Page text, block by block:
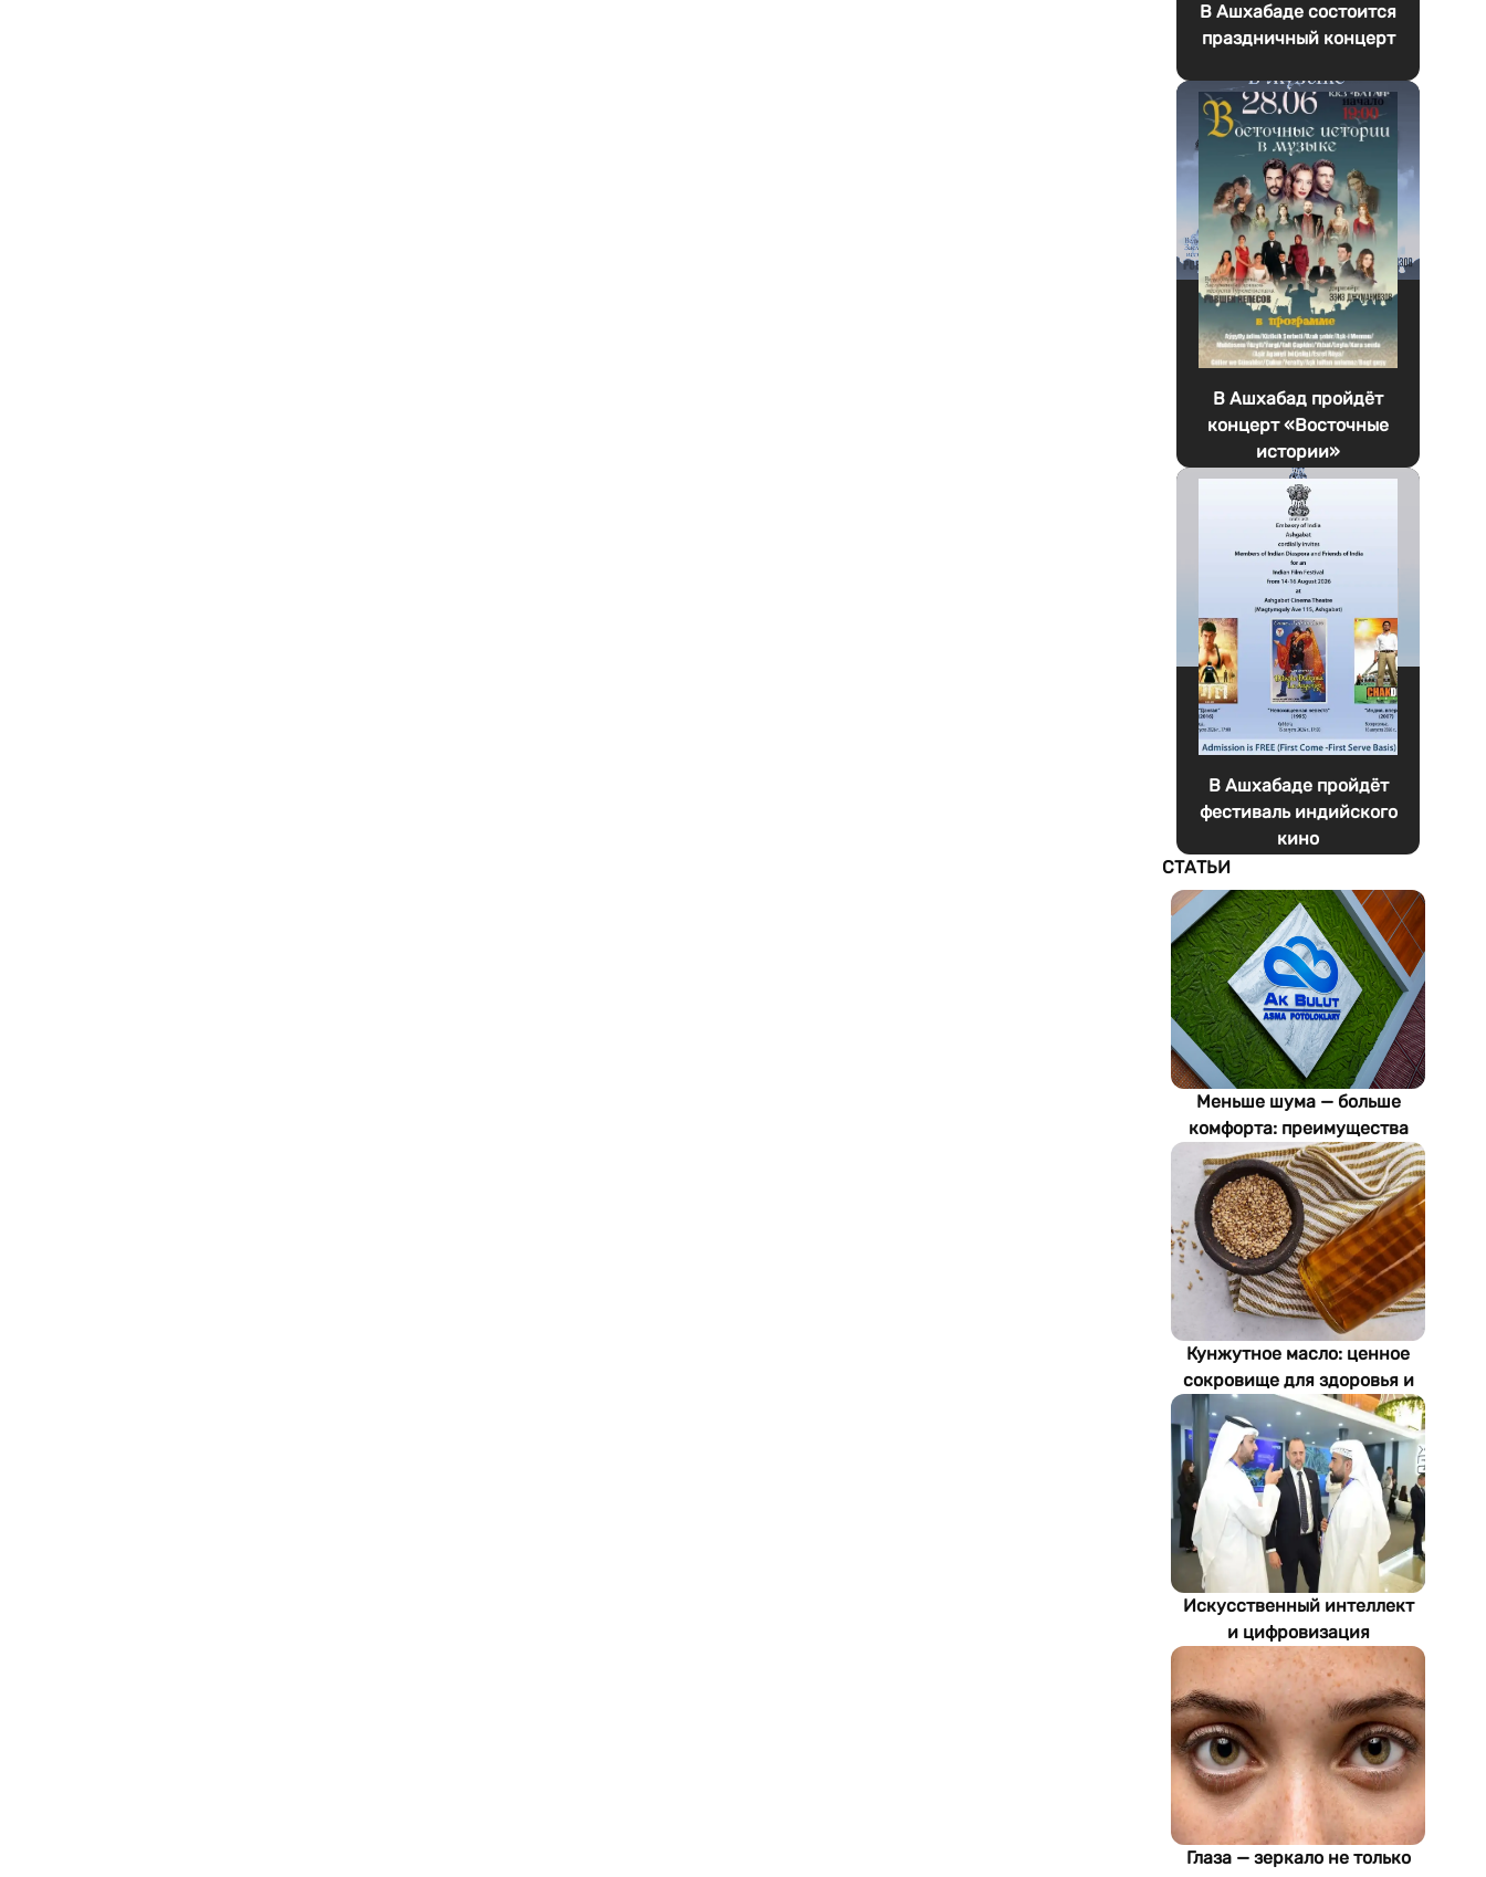
В Ашхабаде состоится
праздничный концерт
В Ашхабад пройдёт
концерт «Восточные
истории»
В Ашхабаде пройдёт
фестиваль индийского
кино
СТАТЬИ
Меньше шума — больше
комфорта: преимущества
акустических потолков Ak
Bulut
Кунжутное масло: ценное
сокровище для здоровья и
экономики Туркменистана
Искусственный интеллект
и цифровизация
определяют будущее
энергетики
Туркменистана
Глаза — зеркало не только